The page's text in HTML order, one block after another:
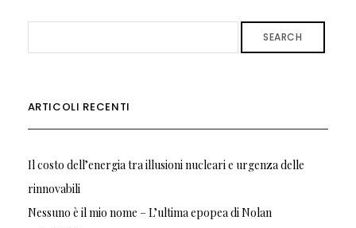
SEARCH
ARTICOLI RECENTI
Il costo dell’energia tra illusioni nucleari e urgenza delle
rinnovabili
Nessuno è il mio nome – L’ultima epopea di Nolan